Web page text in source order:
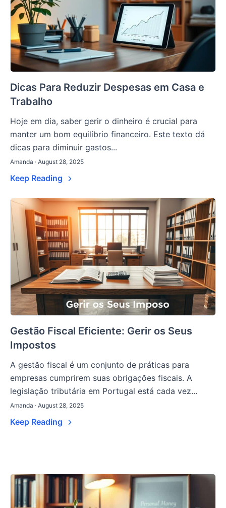
Dicas Para Reduzir Despesas em Casa e
Trabalho
Hoje em dia, saber gerir o dinheiro é crucial para
manter um bom equilíbrio financeiro. Este texto dá
dicas para diminuir gastos...
Amanda · August 28, 2025
Keep Reading
Gestão Fiscal Eficiente: Gerir os Seus
Impostos
A gestão fiscal é um conjunto de práticas para
empresas cumprirem suas obrigações fiscais. A
legislação tributária em Portugal está cada vez...
Amanda · August 28, 2025
Keep Reading